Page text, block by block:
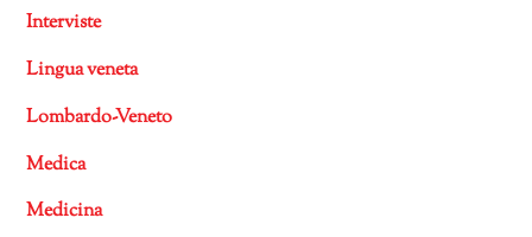
Interviste
Lingua veneta
Lombardo-Veneto
Medica
Medicina